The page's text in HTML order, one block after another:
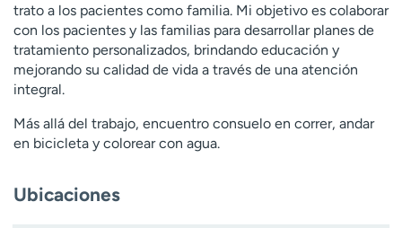
A
y
ú
d
a
m
e
n
trato a los pacientes como familia. Mi objetivo es colaborar
con los pacientes y las familias para desarrollar planes de
tratamiento personalizados, brindando educación y
mejorando su calidad de vida a través de una atención
integral.
Más allá del trabajo, encuentro consuelo en correr, andar
en bicicleta y colorear con agua.
Ubicaciones